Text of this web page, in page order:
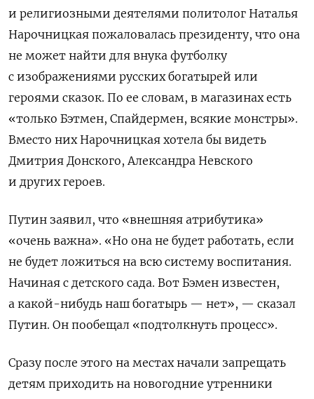
и религиозными деятелями политолог Наталья
Нарочницкая пожаловалась президенту, что она
не может найти для внука футболку
с изображениями русских богатырей или
героями сказок. По ее словам, в магазинах есть
«только Бэтмен, Спайдермен, всякие монстры».
Вместо них Нарочницкая хотела бы видеть
Дмитрия Донского, Александра Невского
и других героев.
Путин заявил, что «внешняя атрибутика»
«очень важна». «Но она не будет работать, если
не будет ложиться на всю систему воспитания.
Начиная с детского сада. Вот Бэмен известен,
а какой-нибудь наш богатырь — нет», — сказал
Путин. Он пообещал «подтолкнуть процесс».
Сразу после этого на местах начали запрещать
детям приходить на новогодние утренники